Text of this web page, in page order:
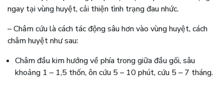
ngay tại vùng huyệt, cải thiện tình trạng đau nhức.
– Châm cứu là cách tác động sâu hơn vào vùng huyệt, cách
châm huyệt như sau:
Châm đầu kim hướng về phía trong giữa đầu gối, sâu
khoảng 1 – 1,5 thốn, ôn cứu 5 – 10 phút, cứu 5 – 7 tháng.